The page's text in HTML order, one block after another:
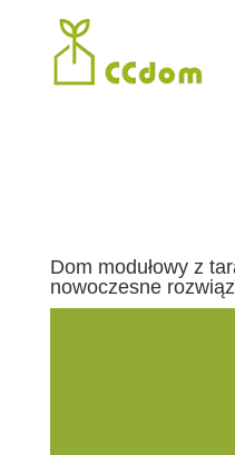
Dom modułowy z
nowoczesne